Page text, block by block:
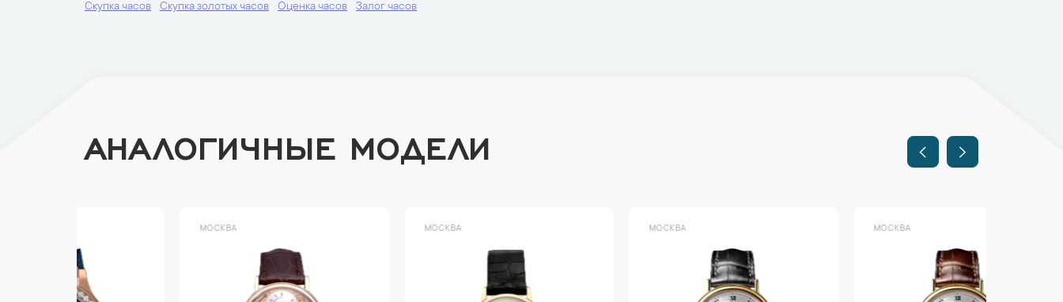
Скупка часов Скупка золотых часов Оценка часов Залог часов
АНАЛОГИЧНЫЕ МОДЕЛИ